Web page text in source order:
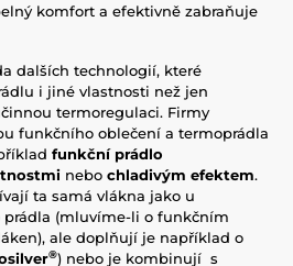
komfort a efektivně zabraňuje
dalších technologií, které
i jiné vlastnosti než jen
termoregulaci. Firmy
funkčního oblečení a termoprádla
funkční prádlo
nebo chladivým efektem.
ta samá vlákna jako u
(mluvíme-li o funkčním
ale doplňují je například o
®) nebo je kombinují s